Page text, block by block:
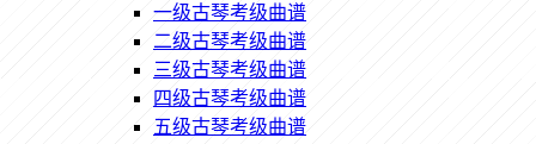
一级古琴考级曲谱
二级古琴考级曲谱
三级古琴考级曲谱
四级古琴考级曲谱
五级古琴考级曲谱